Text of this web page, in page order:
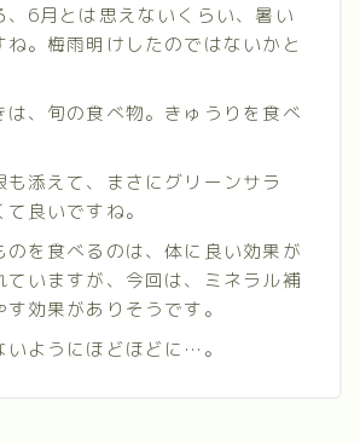
、6月とは思えないくらい、暑い
ね。梅雨明けしたのではないかと
は、旬の食べ物。きゅうりを食べ
も添えて、まさにグリーンサラ
良いですね。
のを食べるのは、体に良い効果が
ていますが、今回は、ミネラル補
効果がありそうです。
いようにほどほどに…。